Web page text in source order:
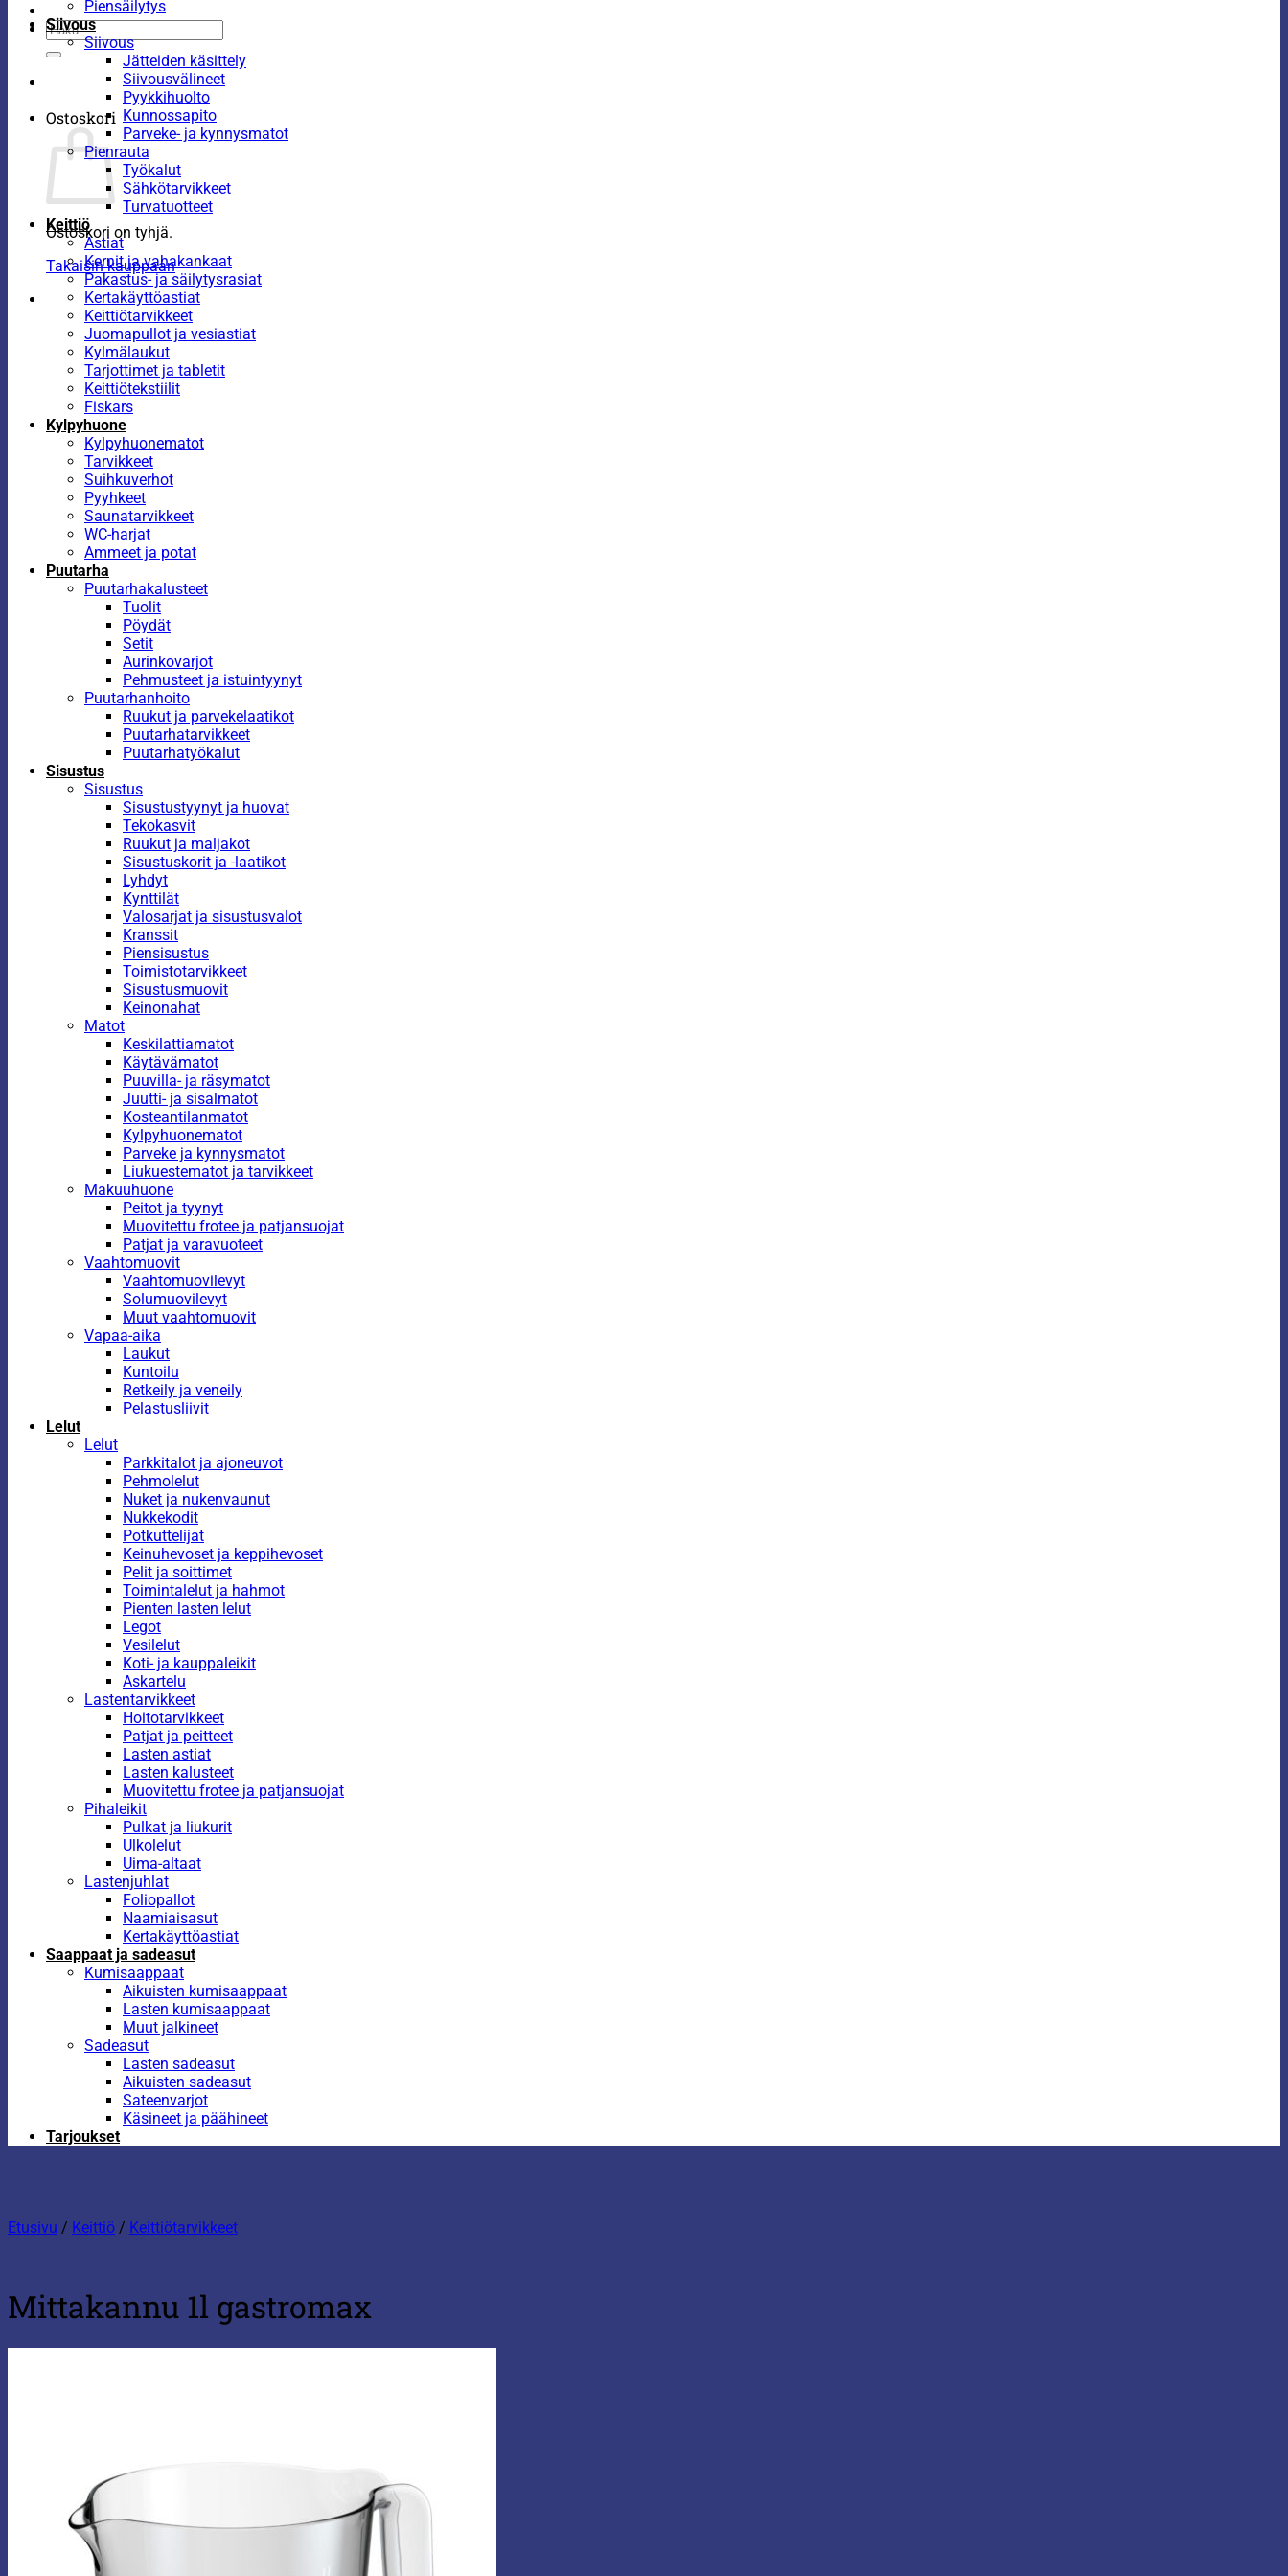
Etsi:
Ostoskori
Ostoskori on tyhjä.
Takaisin kauppaan
Piensäilytys
Siivous
Siivous
Jätteiden käsittely
Siivousvälineet
Pyykkihuolto
Kunnossapito
Parveke- ja kynnysmatot
Pienrauta
Työkalut
Sähkötarvikkeet
Turvatuotteet
Keittiö
Astiat
Kernit ja vahakankaat
Pakastus- ja säilytysrasiat
Kertakäyttöastiat
Keittiötarvikkeet
Juomapullot ja vesiastiat
Kylmälaukut
Tarjottimet ja tabletit
Keittiötekstiilit
Fiskars
Kylpyhuone
Kylpyhuonematot
Tarvikkeet
Suihkuverhot
Pyyhkeet
Saunatarvikkeet
WC-harjat
Ammeet ja potat
Puutarha
Puutarhakalusteet
Tuolit
Pöydät
Setit
Aurinkovarjot
Pehmusteet ja istuintyynyt
Puutarhanhoito
Ruukut ja parvekelaatikot
Puutarhatarvikkeet
Puutarhatyökalut
Sisustus
Sisustus
Sisustustyynyt ja huovat
Tekokasvit
Ruukut ja maljakot
Sisustuskorit ja -laatikot
Lyhdyt
Kynttilät
Valosarjat ja sisustusvalot
Kranssit
Piensisustus
Toimistotarvikkeet
Sisustusmuovit
Keinonahat
Matot
Keskilattiamatot
Käytävämatot
Puuvilla- ja räsymatot
Juutti- ja sisalmatot
Kosteantilanmatot
Kylpyhuonematot
Parveke ja kynnysmatot
Liukuestematot ja tarvikkeet
Makuuhuone
Peitot ja tyynyt
Muovitettu frotee ja patjansuojat
Patjat ja varavuoteet
Vaahtomuovit
Vaahtomuovilevyt
Solumuovilevyt
Muut vaahtomuovit
Vapaa-aika
Laukut
Kuntoilu
Retkeily ja veneily
Pelastusliivit
Lelut
Lelut
Parkkitalot ja ajoneuvot
Pehmolelut
Nuket ja nukenvaunut
Nukkekodit
Potkuttelijat
Keinuhevoset ja keppihevoset
Pelit ja soittimet
Toimintalelut ja hahmot
Pienten lasten lelut
Legot
Vesilelut
Koti- ja kauppaleikit
Askartelu
Lastentarvikkeet
Hoitotarvikkeet
Patjat ja peitteet
Lasten astiat
Lasten kalusteet
Muovitettu frotee ja patjansuojat
Pihaleikit
Pulkat ja liukurit
Ulkolelut
Uima-altaat
Lastenjuhlat
Foliopallot
Naamiaisasut
Kertakäyttöastiat
Saappaat ja sadeasut
Kumisaappaat
Aikuisten kumisaappaat
Lasten kumisaappaat
Muut jalkineet
Sadeasut
Lasten sadeasut
Aikuisten sadeasut
Sateenvarjot
Käsineet ja päähineet
Tarjoukset
Etusivu / Keittiö / Keittiötarvikkeet
Mittakannu 1l gastromax